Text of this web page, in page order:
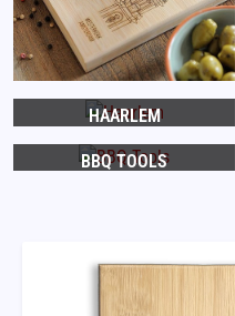
HAARLEM
BBQ TOOLS